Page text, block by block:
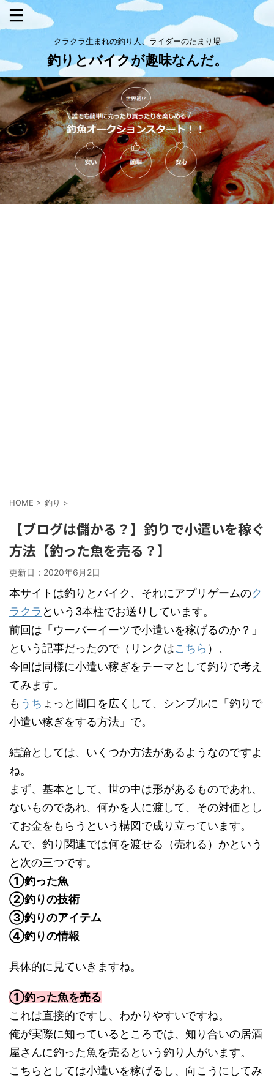
クラクラ生まれの釣り人、ライダーのたまり場
釣りとバイクが趣味なんだ。
HOME > 釣り >
【ブログは儲かる？】釣りで小遣いを稼ぐ
方法【釣った魚を売る？】
更新日： 2020年6月2日
本サイトは釣りとバイク、それにアプリゲームのク
ラクラ という3本柱でお送りしています。
前回は「ウーバーイーツで小遣いを稼げるのか？」
という記事だったので（リンクはこちら ）、
今回は同様に小遣い稼ぎをテーマとして釣りで考え
てみます。
も うち ょっと間口を広くして、シンプルに「釣りで
小遣い稼ぎをする方法」で。
結論としては、いくつか方法があるようなのですよ
ね。
まず、基本として、世の中は形があるものであれ、
ないものであれ、何かを人に渡して、その対価とし
てお金をもらうという構図で成り立っています。
んで、釣り関連では何を渡せる（売れる）かという
と次の三つです。
①釣った魚
②釣りの技術
③釣りのアイテム
④釣りの情報
具体的に見ていきますね。
①釣った魚を売る
これは直接的ですし、わかりやすいですね。
俺が実際に知っているところでは、知り合いの居酒
屋さんに釣った魚を売るという釣り人がいます。
こちらとしては小遣いを稼げるし、向こうにしてみ